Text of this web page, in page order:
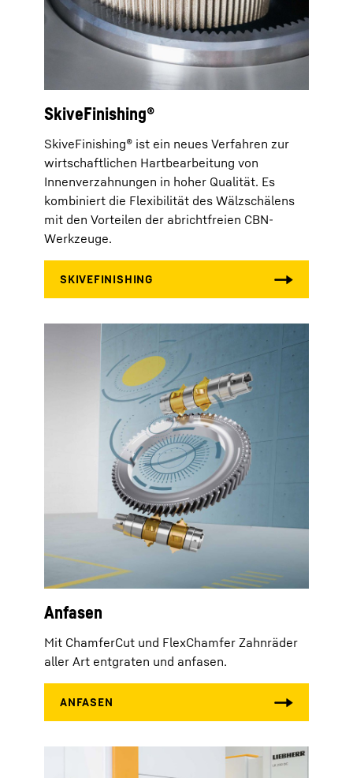
SkiveFinishing®
SkiveFinishing® ist ein neues Verfahren zur
wirtschaftlichen Hartbearbeitung von
Innenverzahnungen in hoher Qualität. Es
kombiniert die Flexibilität des Wälzschälens
mit den Vorteilen der abrichtfreien CBN-
Werkzeuge.
Anfasen
Mit ChamferCut und FlexChamfer Zahnräder
aller Art entgraten und anfasen.